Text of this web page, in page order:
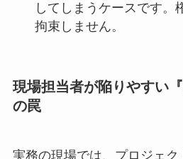
してしまうケースです。
拘束しません。
現場担当者が陥りやすい
の罠
実務の現場では、プロジェク